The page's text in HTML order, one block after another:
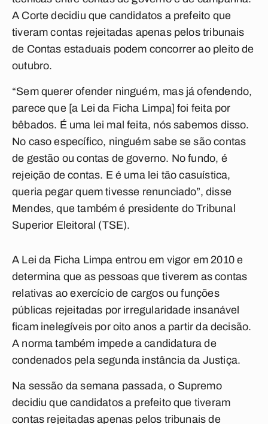
A Corte decidiu que candidatos a prefeito que
tiveram contas rejeitadas apenas pelos tribunais
de Contas estaduais podem concorrer ao pleito de
outubro.
“Sem querer ofender ninguém, mas já ofendendo,
parece que [a Lei da Ficha Limpa] foi feita por
bêbados. É uma lei mal feita, nós sabemos disso.
No caso específico, ninguém sabe se são contas
de gestão ou contas de governo. No fundo, é
rejeição de contas. E é uma lei tão casuística,
queria pegar quem tivesse renunciado”, disse
Mendes, que também é presidente do Tribunal
Superior Eleitoral (TSE).
A Lei da Ficha Limpa entrou em vigor em 2010 e
determina que as pessoas que tiverem as contas
relativas ao exercício de cargos ou funções
públicas rejeitadas por irregularidade insanável
ficam inelegíveis por oito anos a partir da decisão.
A norma também impede a candidatura de
condenados pela segunda instância da Justiça.
Na sessão da semana passada, o Supremo
decidiu que candidatos a prefeito que tiveram
contas rejeitadas apenas pelos tribunais de